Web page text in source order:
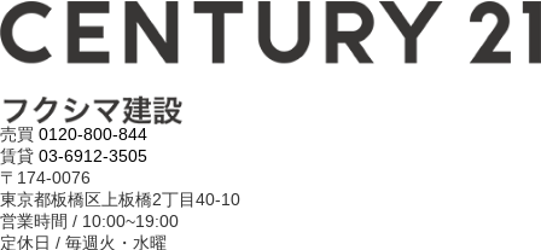
売買 0120-800-844
賃貸 03-6912-3505
〒174-0076
東京都板橋区上板橋2丁目40-10
営業時間 / 10:00~19:00
定休日 / 毎週火・水曜